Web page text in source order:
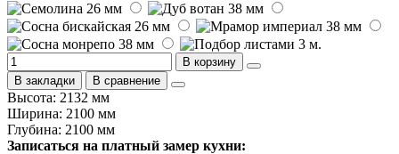
В корзину
В закладки
В сравнение
Высота: 2132 мм
Ширина: 2100 мм
Глубина: 2100 мм
Записаться на платный замер кухни: